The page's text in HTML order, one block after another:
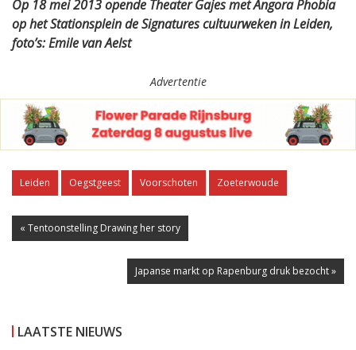
Op 18 mei 2013 opende Theater Gajes met Angora Phobia
op het Stationsplein de Signatures cultuurweken in Leiden,
foto’s: Emile van Aelst
Advertentie
Leiden Oegstgeest Voorschoten Zoeterwoude
« Tentoonstelling Drawing her story
Japanse markt op Rapenburg druk bezocht »
LAATSTE NIEUWS